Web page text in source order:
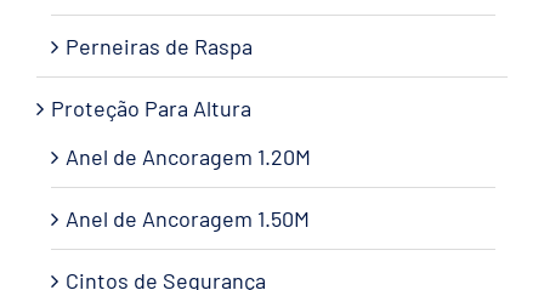
Perneiras de Raspa
Proteção Para Altura
Anel de Ancoragem 1.20M
Anel de Ancoragem 1.50M
Cintos de Segurança